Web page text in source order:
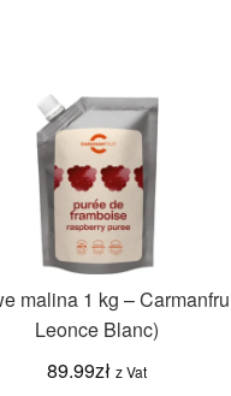
malina 1 kg –
Leonce Blanc)
89.99zł z Vat